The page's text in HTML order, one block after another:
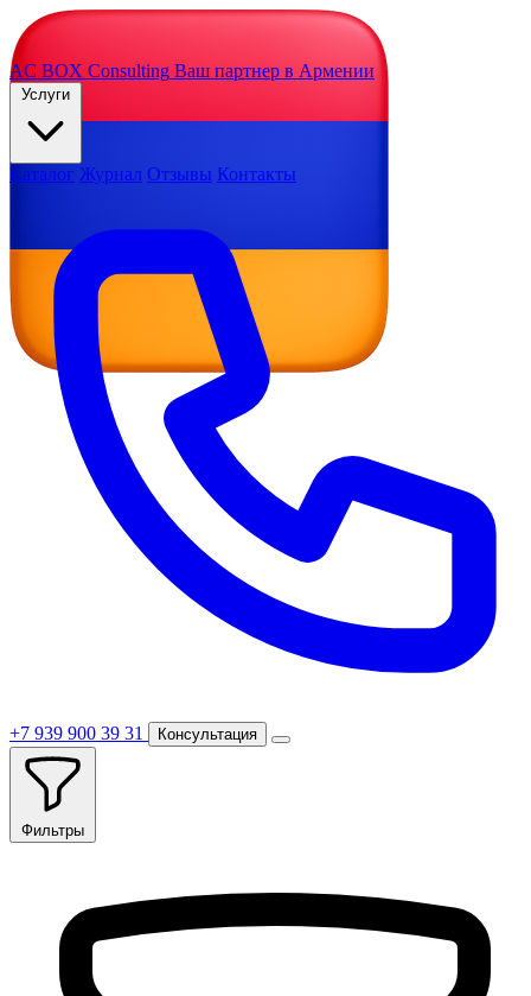
AC BOX Consulting Ваш партнер в Армении
Услуги
Каталог Журнал Отзывы Контакты
+7 939 900 39 31 Консультация
Фильтры